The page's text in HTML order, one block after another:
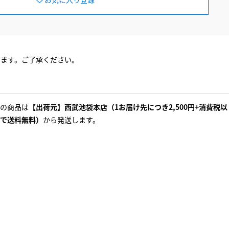
す。ご了承ください。
商品は 【出荷元】西武池袋本店（1お届け先につき2,500円+消費税以
送料無料） から発送します。